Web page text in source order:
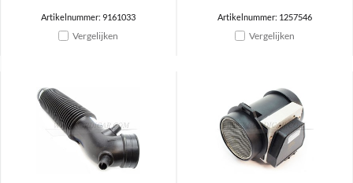
Artikelnummer: 9161033
Vergelijken
Artikelnummer: 1257546
Vergelijken